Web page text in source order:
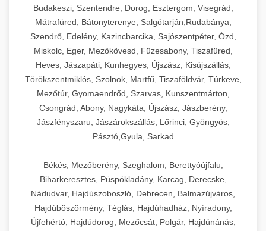
Budakeszi, Szentendre, Dorog, Esztergom, Visegrád,
Mátrafüred, Bátonyterenye, Salgótarján,Rudabánya,
Szendrő, Edelény, Kazincbarcika, Sajószentpéter, Ózd,
Miskolc, Eger, Mezőkövesd, Füzesabony, Tiszafüred,
Heves, Jászapáti, Kunhegyes, Újszász, Kisújszállás,
Törökszentmiklós, Szolnok, Martfű, Tiszaföldvár, Túrkeve,
Mezőtúr, Gyomaendrőd, Szarvas, Kunszentmárton,
Csongrád, Abony, Nagykáta, Újszász, Jászberény,
Jászfényszaru, Jászárokszállás, Lőrinci, Gyöngyös,
Pásztó,Gyula, Sarkad
Békés, Mezőberény, Szeghalom, Berettyóújfalu,
Biharkeresztes, Püspökladány, Karcag, Derecske,
Nádudvar, Hajdúszoboszló, Debrecen, Balmazújváros,
Hajdúböszörmény, Téglás, Hajdúhadház, Nyíradony,
Újfehértó, Hajdúdorog, Mezőcsát, Polgár, Hajdúnánás,